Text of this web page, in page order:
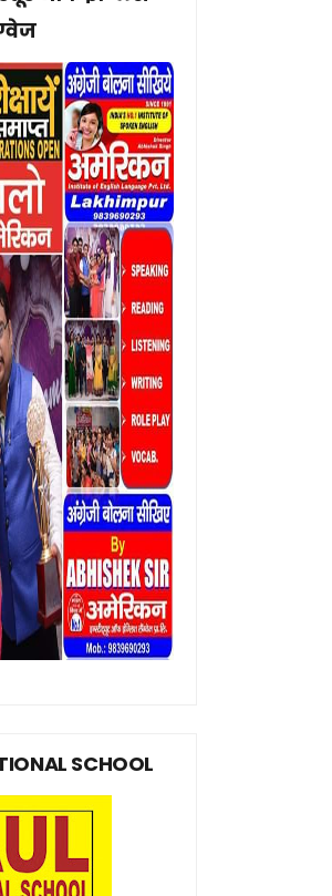
SCHOOL